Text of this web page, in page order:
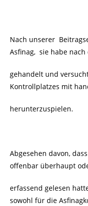
Nach unserer
Asfinag, sie habe nach
gehandelt und
Kontrollplatzes mit
herunterzuspielen.
Abgesehen davon,
offenbar überhaupt
erfassend gelesen
sowohl für die